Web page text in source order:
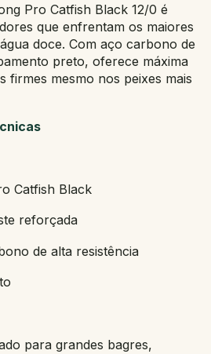
Pro Catfish Black 12/0 é
que enfrentam os maiores
doce. Com aço carbono de
preto, oferece máxima
firmes mesmo nos peixes mais
Catfish Black
reforçada
de alta resistência
para grandes bagres,